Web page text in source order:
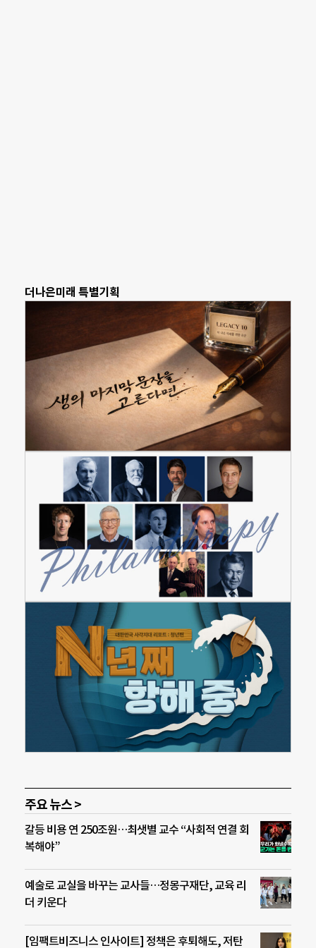
더나은미래 특별기획
주요 뉴스 >
갈등 비용 연 250조원…최샛별 교수 “사회적 연결 회
복해야”
예술로 교실을 바꾸는 교사들…정몽구재단, 교육 리
더 키운다
[임팩트비즈니스 인사이트] 정책은 후퇴해도, 저탄